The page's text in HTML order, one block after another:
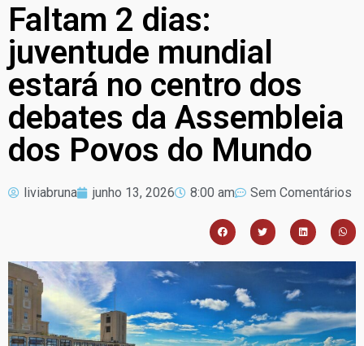
Faltam 2 dias:
juventude mundial
estará no centro dos
debates da Assembleia
dos Povos do Mundo
liviabruna junho 13, 2026 8:00 am Sem Comentários